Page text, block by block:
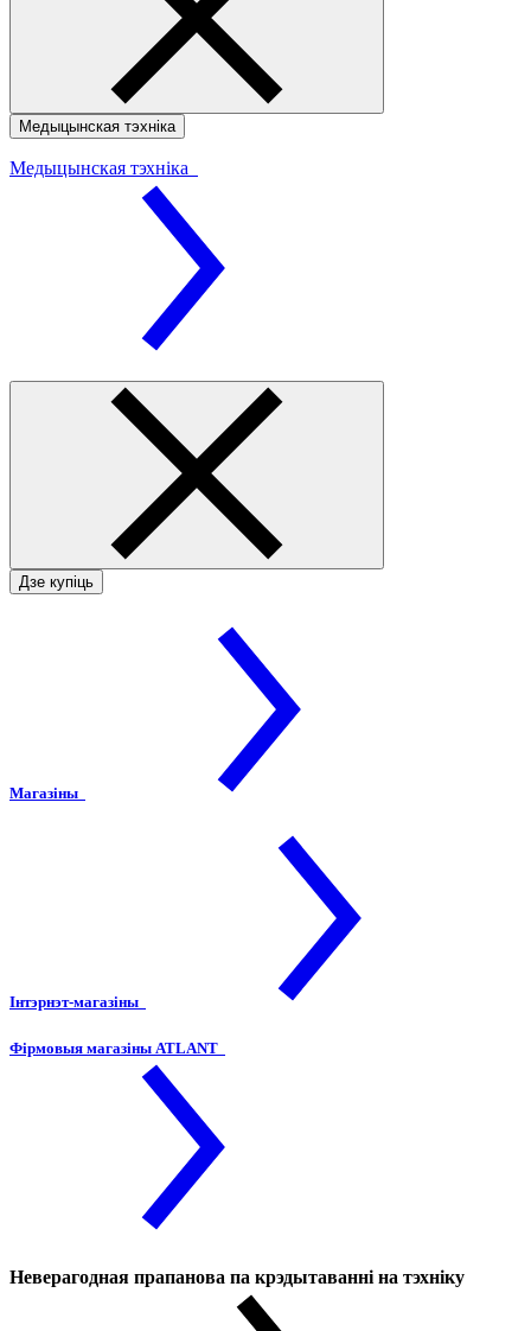
Медыцынская тэхніка
Медыцынская тэхніка
Дзе купіць
Магазіны
Інтэрнэт-магазіны
Фірмовыя магазіны ATLANT
Неверагодная прапанова па крэдытаванні на тэхніку